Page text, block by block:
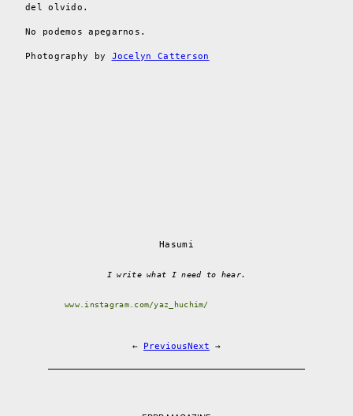
del olvido.
No podemos apegarnos.
Photography by Jocelyn Catterson
Hasumi
I write what I need to hear.
www.instagram.com/yaz_huchim/
← PreviousNext →